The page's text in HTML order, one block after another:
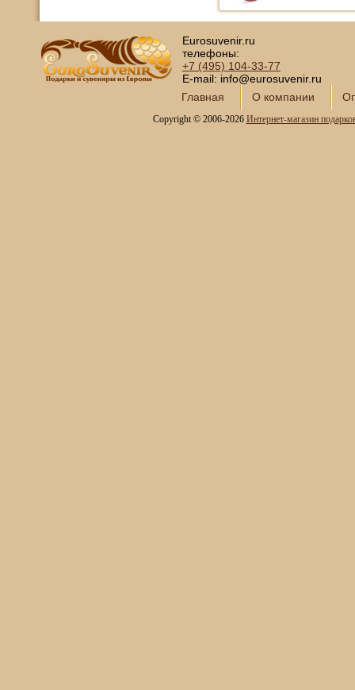
Eurosuvenir.ru
телефоны:
+7 (495) 104-33-77
E-mail: info@eurosuvenir.ru
Главная
О компании
Copyright © 2006-2026 Интернет-магазин